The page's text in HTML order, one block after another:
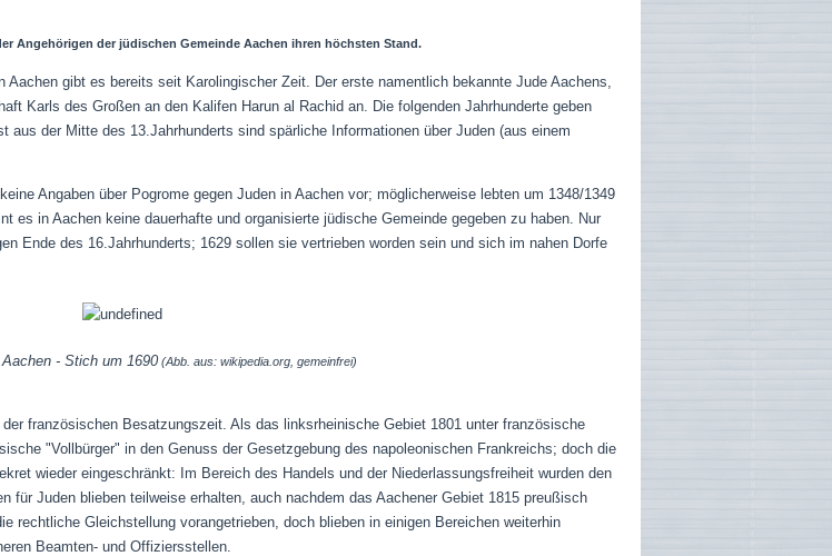
Angehörigen der jüdischen Gemeinde Aachen ihren höchsten Stand.
gibt es bereits seit Karolingischer Zeit. Der erste namentlich bekannte Jude Aachens,
Karls des Großen an den Kalifen Harun al Rachid an. Die folgenden Jahrhunderte geben
der Mitte des 13.Jahrhunderts sind spärliche Informationen über Juden (aus einem
Angaben über Pogrome gegen Juden in Aachen vor; möglicherweise lebten um 1348/1349
es in Aachen keine dauerhafte und organisierte jüdische Gemeinde gegeben zu haben. Nur
Ende des 16.Jahrhunderts; 1629 sollen sie vertrieben worden sein und sich im nahen Dorfe
- Stich um 1690(Abb. aus: wikipedia.org, gemeinfrei)
französischen Besatzungszeit. Als das linksrheinische Gebiet 1801 unter französische
"Vollbürger" in den Genuss der Gesetzgebung des napoleonischen Frankreichs; doch die
wieder eingeschränkt: Im Bereich des Handels und der Niederlassungsfreiheit wurden den
für Juden blieben teilweise erhalten, auch nachdem das Aachener Gebiet 1815 preußisch
rechtliche Gleichstellung vorangetrieben, doch blieben in einigen Bereichen weiterhin
Beamten- und Offiziersstellen.